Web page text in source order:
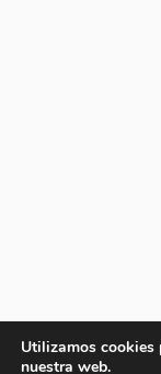
Utilizamos cookies
nuestra web.